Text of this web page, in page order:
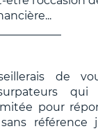
de
pour
référence